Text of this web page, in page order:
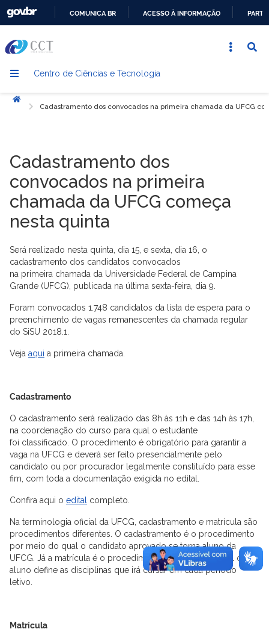
CONTEÚDO
COMUNICA BR ACESSO À INFORMAÇÃO
Centro de Ciências e Tecnologia
Início
Cadastramento dos convocados na primeira chamada da UFCG
Cadastramento dos
convocados na primeira
chamada da UFCG começa
nesta quinta
Será realizado nesta quinta , dia 15, e sexta , dia 16, o
cadastramento dos candidatos convocados
na primeira chamada da Universidade Federal de Campina
Grande (UFCG), publicada na última sexta-feira, dia 9.
Foram convocados 1.748 candidatos da lista de espera para o
preenchimento de vagas remanescentes da chamada regular
do SiSU 2018.1.
Veja aqui a primeira chamada.
Cadastramento
O cadastramento será realizado das 8h às 11h e das 14h às 17h,
na coordenação do curso para qual o estudante
foi classificado. O procedimento é obrigatório para garantir a
vaga na UFCG e deverá ser feito presencialmente pelo
candidato ou por procurador legalmente constituído para esse
fim, com toda a documentação exigida no edital.
Confira aqui o edital completo
Na terminologia oficial da UFCG, cadastramento e matrícula são
procedimentos diferentes. O cadastramento é o procedimento
por meio do qual o candidato aprovado se torna aluno da
UFCG. Já a matrícula é o procedimento por meio do qual o
aluno define as disciplinas que irá cursar em cada período
letivo.
Matrícula